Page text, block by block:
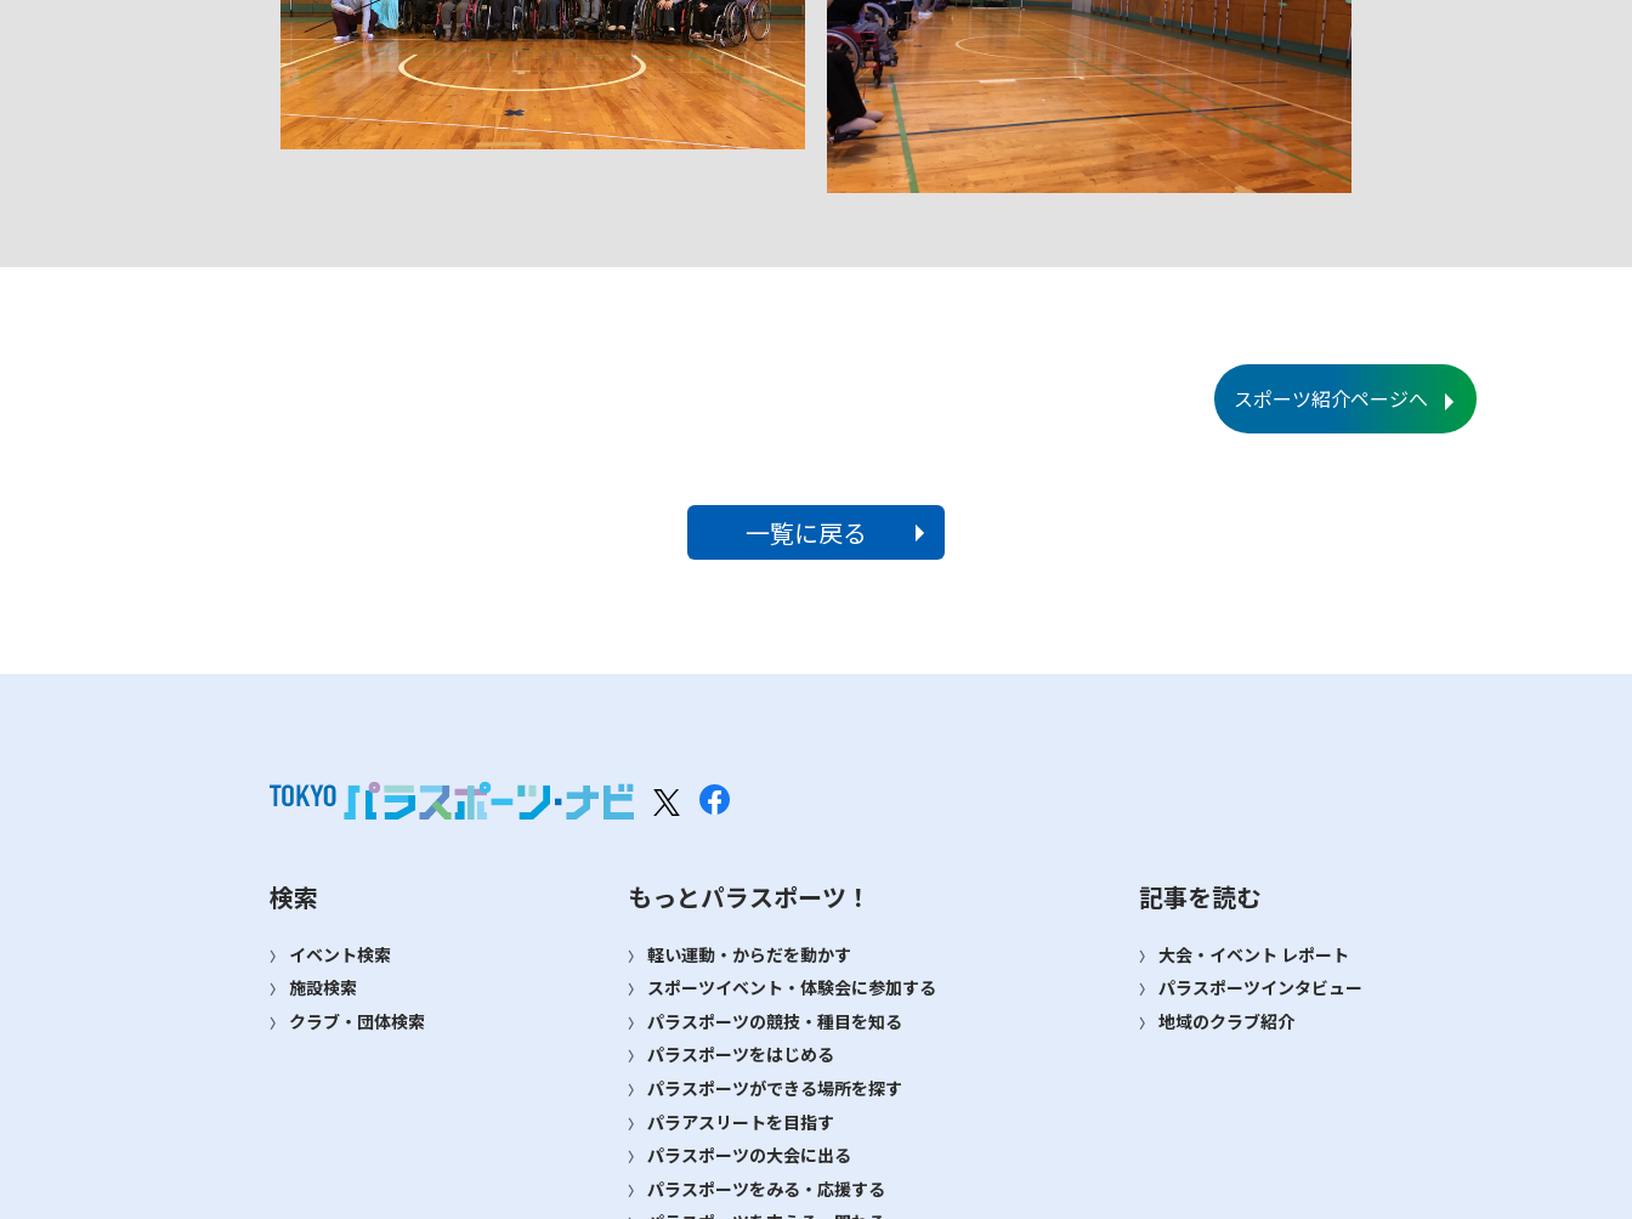
スポーツ紹介ページへ
一覧に戻る
検索
イベント検索
施設検索
クラブ・団体検索
もっとパラスポーツ！
軽い運動・からだを動かす
スポーツイベント・体験会に参加する
パラスポーツの競技・種目を知る
パラスポーツをはじめる
パラスポーツができる場所を探す
パラアスリートを目指す
パラスポーツの大会に出る
パラスポーツをみる・応援する
記事を読む
大会・イベント レポート
パラスポーツインタビュー
地域のクラブ紹介